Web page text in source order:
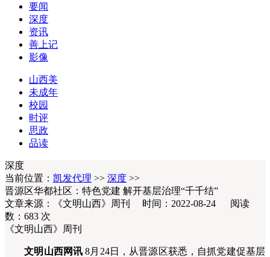
要闻
深度
资讯
善上记
影像
山西美
未成年
校园
时评
思政
品读
深度
当前位置： 凯发代理 >> 深度 >>
晋源区华都社区：特色党建 解开基层治理“千千结”
文章来源：《文明山西》周刊 时间：2022-08-24 阅读
数： 683 次
《文明山西》周刊
文明山西网讯 8月24日，从晋源区获悉，自抓党建促基层